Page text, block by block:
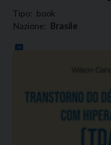
Tipo: book
Nazione: Brasile